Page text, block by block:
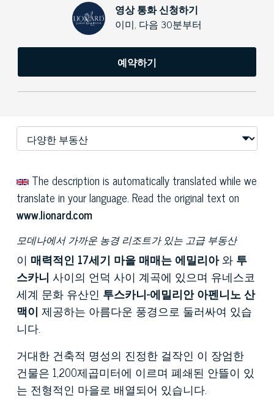
영상 통화 신청하기
이미, 다음 30분부터
예약하기
The description is automatically translated while we
translate in your language. Read the original text on
www.lionard.com
모데나에서 가까운 농경 리조트가 있는 고급 부동산
이 매력적인 17세기 마을 매매는 에밀리아와 투
스카니 사이의 언덕 사이 계곡에 있으며 유네스코
세계 문화 유산인 투스카니-에밀리안 아펜니노 산
맥이 제공하는 아름다운 풍경으로 둘러싸여 있습
니다.
거대한 건축적 명성의 진정한 걸작인 이 장엄한
건물은 1,200제곱미터에 이르며 폐쇄된 안뜰이 있
는 전형적인 마을로 배열되어 있습니다.